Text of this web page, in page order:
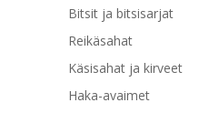
Bitsit ja bitsisarjat
Reikäsahat
Käsisahat ja kirveet
Haka-avaimet